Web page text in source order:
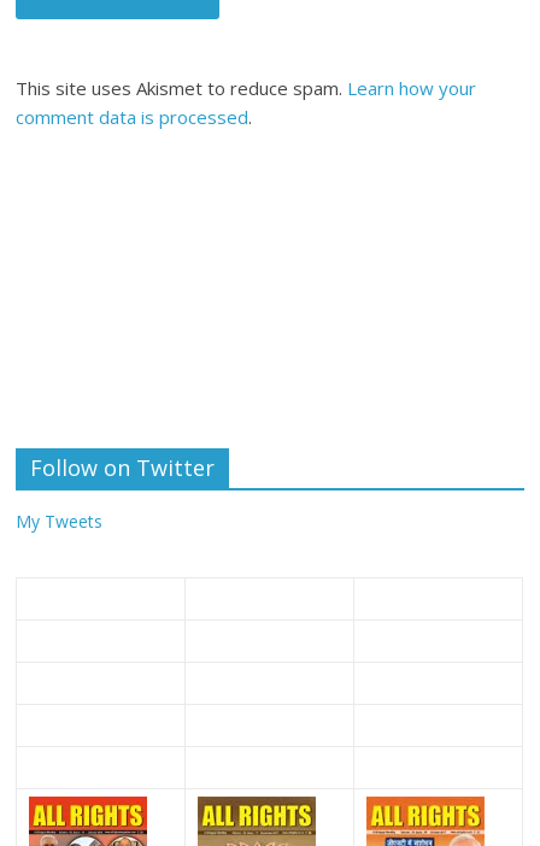
This site uses Akismet to reduce spam. Learn how your
comment data is processed.
Follow on Twitter
My Tweets